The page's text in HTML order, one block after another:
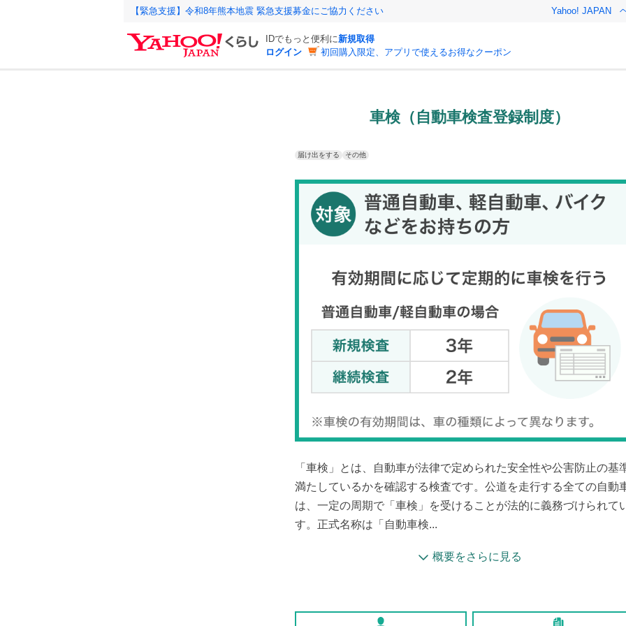
【緊急支援】令和8年熊本地震 緊急支援募金にご協力ください Yahoo! JAPAN
IDでもっと便利に新規取得
ログイン
初回購入限定、アプリで使えるお得なクーポン
車検（自動車検査登録制度）
届け出をする その他
「車検」とは、自動車が法律で定められた安全性や公害防止の基
満たしているかを確認する検査です。公道を走行する全ての自動
は、一定の周期で「車検」を受けることが法的に義務づけられて
す。正式名称は「自動車検...
概要をさらに見る